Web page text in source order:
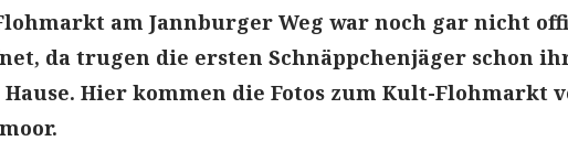
am Jannburger Weg war noch gar nicht
da trugen die ersten Schnäppchenjäger schon
Hause. Hier kommen die Fotos zum Kult-Flohmarkt